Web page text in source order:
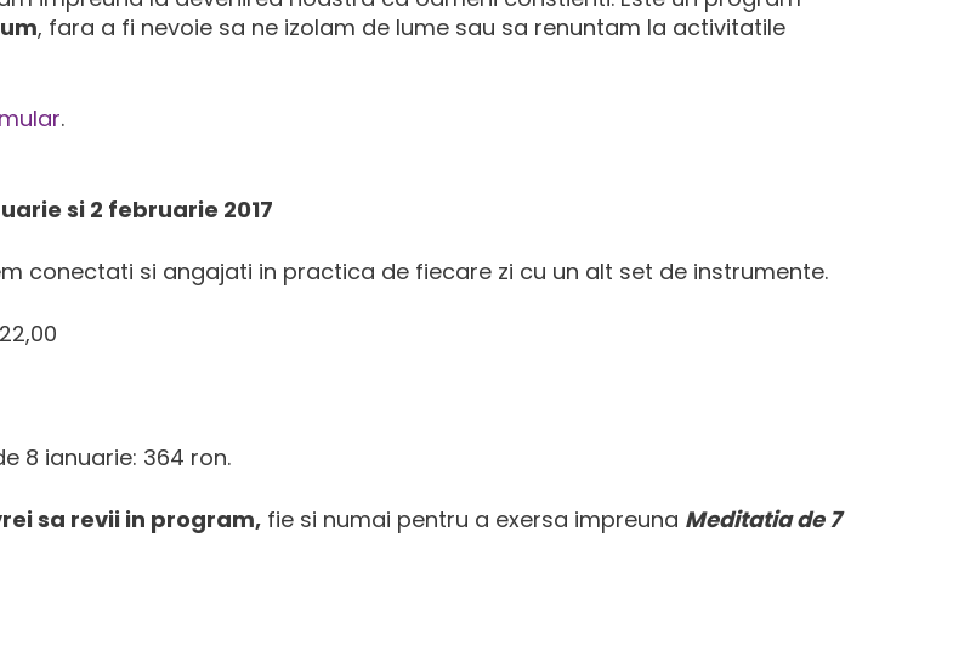
, fara a fi nevoie sa ne izolam de lume sau sa renuntam la activitatile
.
si 2 februarie 2017
conectati si angajati in practica de fiecare zi cu un alt set de instrumente.
8 ianuarie: 364 ron.
sa revii in program, fie si numai pentru a exersa impreuna Meditatia de 7